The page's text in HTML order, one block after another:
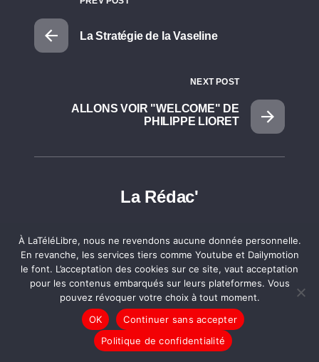
La Stratégie de la Vaseline
NEXT POST
ALLONS VOIR "WELCOME" DE
PHILIPPE LIORET
La Rédac'
Comments
18/05/2010 20:08 - gilles
Avec toutes mes excuses pour le terme
"parasite" qui pourrait me valoir d'être traduit
À LaTéléLibre, nous ne revendons aucune donnée personnelle.
En revanche, les services tiers comme Youtube et Dailymotion
le font. L’acceptation des cookies sur ce site, vaut acceptation
pour les contenus embarqués sur leurs plateformes. Vous
pouvez révoquer votre choix à tout moment.
OK
Continuer sans accepter
Politique de confidentialité